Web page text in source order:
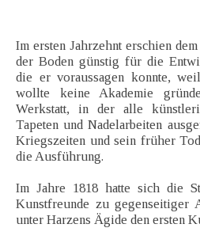
Im ersten Jahrzehnt erschien
der Boden günstig für die
die er voraussagen konnte,
wollte keine Akademie
Werkstatt, in der alle
Tapeten und Nadelarbeiten
Kriegszeiten und sein früher
die Ausführung.
Im Jahre 1818 hatte sich die
Kunstfreunde zu gegenseitiger
unter Harzens Ägide den ersten